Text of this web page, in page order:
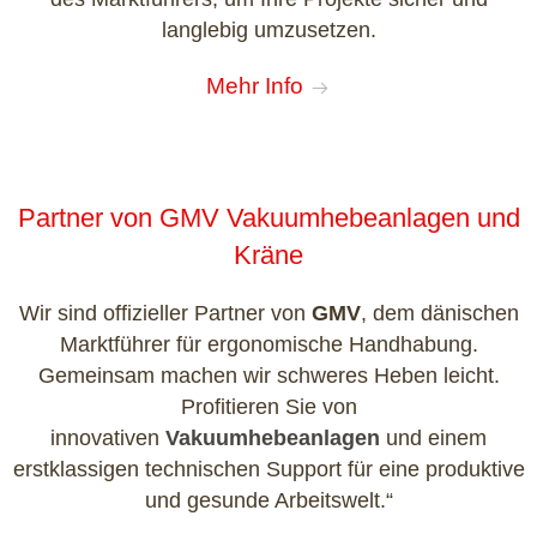
langlebig umzusetzen.
Mehr Info
Partner von GMV Vakuumhebeanlagen und
Kräne
Wir sind offizieller Partner von GMV, dem dänischen
Marktführer für ergonomische Handhabung.
Gemeinsam machen wir schweres Heben leicht.
Profitieren Sie von
innovativen Vakuumhebeanlagen und einem
erstklassigen technischen Support für eine produktive
und gesunde Arbeitswelt.“